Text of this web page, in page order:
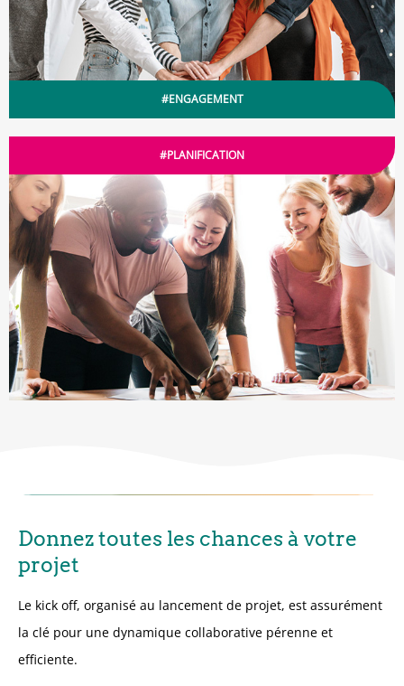
#ENGAGEMENT
#PLANIFICATION
Donnez toutes les chances à votre
projet
Le kick off, organisé au lancement de projet, est assurément
la clé pour une dynamique collaborative pérenne et
efficiente.